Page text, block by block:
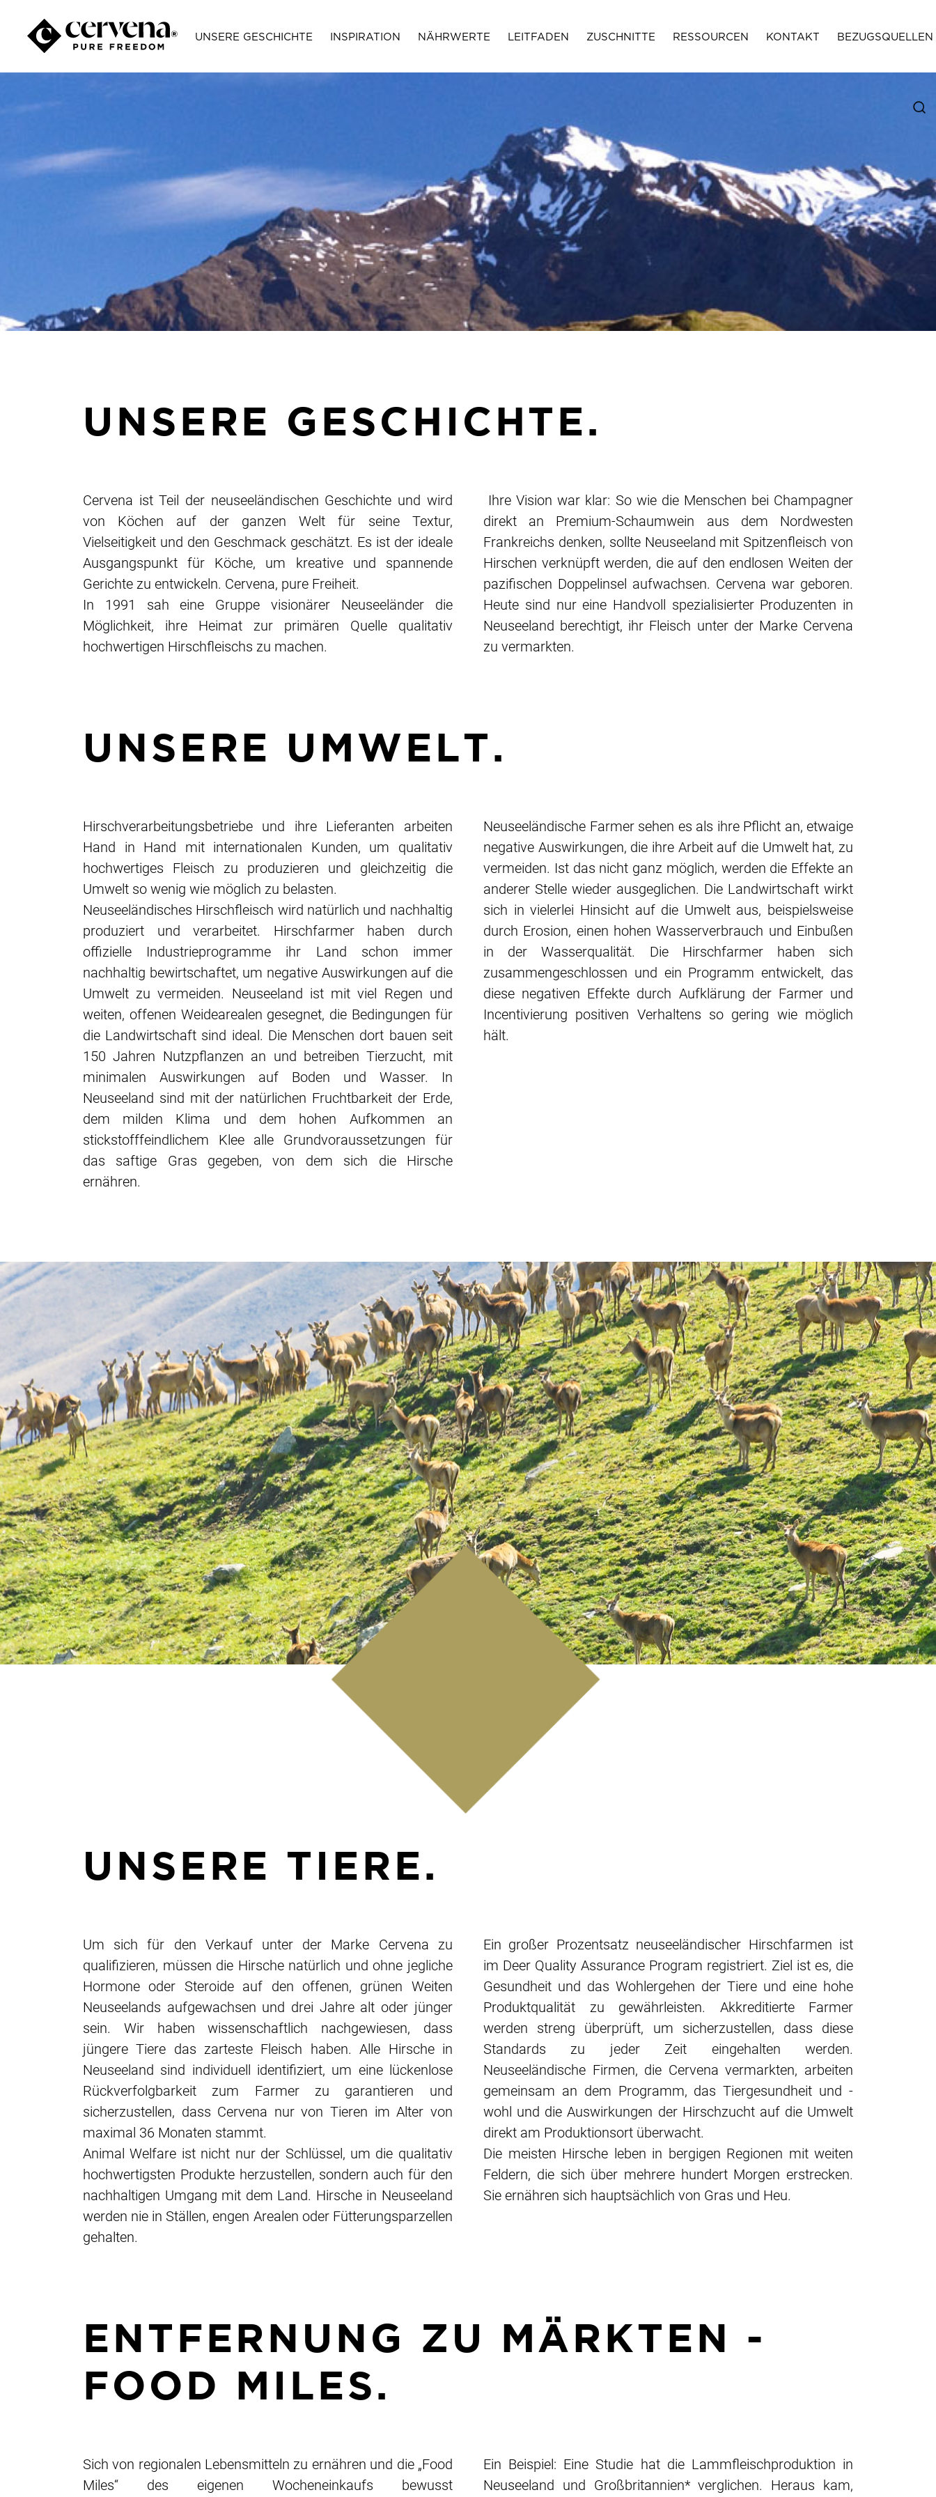
UNSERE GESCHICHTE INSPIRATION NÄHRWERTE LEITFADEN ZUSCHNITTE RESSOURCEN KONTAKT BEZUGSQUELLEN
UNSERE GESCHICHTE.
Cervena ist Teil der neuseeländischen Geschichte und wird
von Köchen auf der ganzen Welt für seine Textur,
Vielseitigkeit und den Geschmack geschätzt. Es ist der ideale
Ausgangspunkt für Köche, um kreative und spannende
Gerichte zu entwickeln. Cervena, pure Freiheit.
In 1991 sah eine Gruppe visionärer Neuseeländer die
Möglichkeit, ihre Heimat zur primären Quelle qualitativ
hochwertigen Hirschfleischs zu machen.
Ihre Vision war klar: So wie die Menschen bei Champagner
direkt an Premium-Schaumwein aus dem Nordwesten
Frankreichs denken, sollte Neuseeland mit Spitzenfleisch von
Hirschen verknüpft werden, die auf den endlosen Weiten der
pazifischen Doppelinsel aufwachsen. Cervena war geboren.
Heute sind nur eine Handvoll spezialisierter Produzenten in
Neuseeland berechtigt, ihr Fleisch unter der Marke Cervena
zu vermarkten.
UNSERE UMWELT.
Hirschverarbeitungsbetriebe und ihre Lieferanten arbeiten
Hand in Hand mit internationalen Kunden, um qualitativ
hochwertiges Fleisch zu produzieren und gleichzeitig die
Umwelt so wenig wie möglich zu belasten.
Neuseeländisches Hirschfleisch wird natürlich und nachhaltig
produziert und verarbeitet. Hirschfarmer haben durch
offizielle Industrieprogramme ihr Land schon immer
nachhaltig bewirtschaftet, um negative Auswirkungen auf die
Umwelt zu vermeiden. Neuseeland ist mit viel Regen und
weiten, offenen Weidearealen gesegnet, die Bedingungen für
die Landwirtschaft sind ideal. Die Menschen dort bauen seit
150 Jahren Nutzpflanzen an und betreiben Tierzucht, mit
minimalen Auswirkungen auf Boden und Wasser. In
Neuseeland sind mit der natürlichen Fruchtbarkeit der Erde,
dem milden Klima und dem hohen Aufkommen an
stickstofffeindlichem Klee alle Grundvoraussetzungen für
das saftige Gras gegeben, von dem sich die Hirsche
ernähren.
Neuseeländische Farmer sehen es als ihre Pflicht an, etwaige
negative Auswirkungen, die ihre Arbeit auf die Umwelt hat, zu
vermeiden. Ist das nicht ganz möglich, werden die Effekte an
anderer Stelle wieder ausgeglichen. Die Landwirtschaft wirkt
sich in vielerlei Hinsicht auf die Umwelt aus, beispielsweise
durch Erosion, einen hohen Wasserverbrauch und Einbußen
in der Wasserqualität. Die Hirschfarmer haben sich
zusammengeschlossen und ein Programm entwickelt, das
diese negativen Effekte durch Aufklärung der Farmer und
Incentivierung positiven Verhaltens so gering wie möglich
hält.
UNSERE TIERE.
Um sich für den Verkauf unter der Marke Cervena zu
qualifizieren, müssen die Hirsche natürlich und ohne jegliche
Hormone oder Steroide auf den offenen, grünen Weiten
Neuseelands aufgewachsen und drei Jahre alt oder jünger
sein. Wir haben wissenschaftlich nachgewiesen, dass
jüngere Tiere das zarteste Fleisch haben. Alle Hirsche in
Neuseeland sind individuell identifiziert, um eine lückenlose
Rückverfolgbarkeit zum Farmer zu garantieren und
sicherzustellen, dass Cervena nur von Tieren im Alter von
maximal 36 Monaten stammt.
Animal Welfare ist nicht nur der Schlüssel, um die qualitativ
hochwertigsten Produkte herzustellen, sondern auch für den
nachhaltigen Umgang mit dem Land. Hirsche in Neuseeland
werden nie in Ställen, engen Arealen oder Fütterungsparzellen
gehalten.
Ein großer Prozentsatz neuseeländischer Hirschfarmen ist
im Deer Quality Assurance Program registriert. Ziel ist es, die
Gesundheit und das Wohlergehen der Tiere und eine hohe
Produktqualität zu gewährleisten. Akkreditierte Farmer
werden streng überprüft, um sicherzustellen, dass diese
Standards zu jeder Zeit eingehalten werden.
Neuseeländische Firmen, die Cervena vermarkten, arbeiten
gemeinsam an dem Programm, das Tiergesundheit und -
wohl und die Auswirkungen der Hirschzucht auf die Umwelt
direkt am Produktionsort überwacht.
Die meisten Hirsche leben in bergigen Regionen mit weiten
Feldern, die sich über mehrere hundert Morgen erstrecken.
Sie ernähren sich hauptsächlich von Gras und Heu.
ENTFERNUNG ZU MÄRKTEN -
FOOD MILES.
Sich von regionalen Lebensmitteln zu ernähren und die „Food
Miles“ des eigenen Wocheneinkaufs bewusst
Ein Beispiel: Eine Studie hat die Lammfleischproduktion in
Neuseeland und Großbritannien* verglichen. Heraus kam,